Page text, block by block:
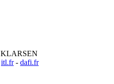
KLARSEN
itl.fr- dafi.fr